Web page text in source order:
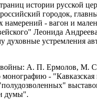
истории русской
городок,
намерений - вагон и
Леонида
устремления
войны: А. П. Ермолов, М.
монографию -
думы".